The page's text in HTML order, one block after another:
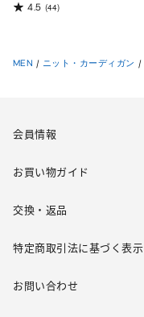
4.5 (44)
MEN / ニット・カーディガン /
会員情報
お買い物ガイド
交換・返品
特定商取引法に基づく表示
お問い合わせ